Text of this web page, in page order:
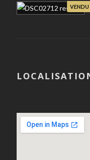
VENDU